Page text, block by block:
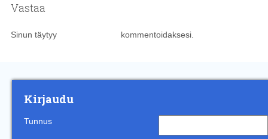
Vastaa
Sinun täytyy kommentoidaksesi.
Kirjaudu
Tunnus